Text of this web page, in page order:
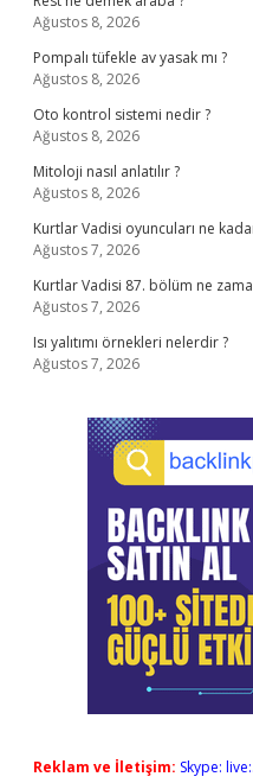
Ağustos 8, 2026
Pompalı tüfekle av yasak mı ?
Ağustos 8, 2026
Oto kontrol sistemi nedir ?
Ağustos 8, 2026
Mitoloji nasıl anlatılır ?
Ağustos 8, 2026
Kurtlar Vadisi oyuncuları ne
Ağustos 7, 2026
Kurtlar Vadisi 87. bölüm ne
Ağustos 7, 2026
Isı yalıtımı örnekleri nelerdir ?
Ağustos 7, 2026
Reklam ve İletişim: Skype: